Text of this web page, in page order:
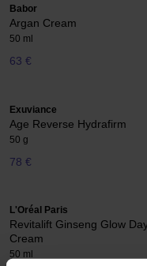
Babor
Argan Cream
50 ml
63 €
Exuviance
Age Reverse Hydrafirm
50 g
78 €
L'Oréal Paris
Revitalift Ginseng Glow
Cream
50 ml